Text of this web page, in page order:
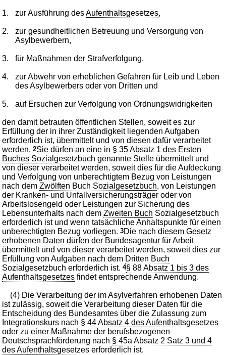
1. zur Ausführung desAufenthaltsgesetzes,
2.
zur gesundheitlichen Betreuung und Versorgung von
Asylbewerbern,
3. für Maßnahmen der Strafverfolgung,
4.
zur Abwehr von erheblichen Gefahren für Leib und Leben
des Asylbewerbers oder von Dritten und
5. auf Ersuchen zur Verfolgung von Ordnungswidrigkeiten
den damit betrauten öffentlichen Stellen, soweit es zur
Erfüllung der in ihrer Zuständigkeit liegenden Aufgaben
erforderlich ist, übermittelt und von diesen dafür verarbeitet
werden.2Sie dürfen an eine in § 35 Absatz 1 des Ersten
Buches Sozialgesetzbuch genannte Stelle übermittelt und
von dieser verarbeitet werden, soweit dies für die Aufdeckung
und Verfolgung von unberechtigtem Bezug von Leistungen
nach demZwölften Buch Sozialgesetzbuch, von Leistungen
der Kranken- und Unfallversicherungsträger oder von
Arbeitslosengeld oder Leistungen zur Sicherung des
Lebensunterhalts nach demZweiten Buch Sozialgesetzbuch
erforderlich ist und wenn tatsächliche Anhaltspunkte für einen
unberechtigten Bezug vorliegen.3Die nach diesem Gesetz
erhobenen Daten dürfen der Bundesagentur für Arbeit
übermittelt und von dieser verarbeitet werden, soweit dies zur
Erfüllung von Aufgaben nach dem Dritten Buch
Sozialgesetzbuch erforderlich ist.4§ 88 Absatz 1 bis 3 des
Aufenthaltsgesetzes findet entsprechende Anwendung.
(4) Die Verarbeitung der im Asylverfahren erhobenen Daten
ist zulässig, soweit die Verarbeitung dieser Daten für die
Entscheidung des Bundesamtes über die Zulassung zum
Integrationskurs nach § 44 Absatz 4 des Aufenthaltsgesetzes
oder zu einer Maßnahme der berufsbezogenen
Deutschsprachförderung nach § 45a Absatz 2 Satz 3 und 4
des Aufenthaltsgesetzes erforderlich ist.